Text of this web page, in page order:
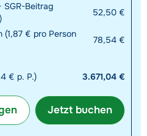
SGR-Beitrag
52,50 €
(1,87 € pro Person
78,54 €
€ p. P.) 3.671,04 €
Jetzt buchen